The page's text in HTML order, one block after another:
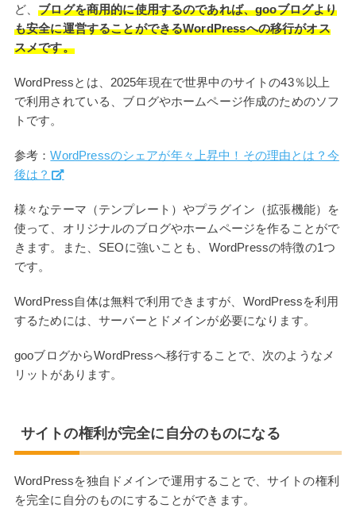
ど、ブログを商用的に使用するのであれば、gooブログより
も安全に運営することができるWordPressへの移行がオス
スメです。
WordPressとは、2025年現在で世界中のサイトの43％以上
で利用されている、ブログやホームページ作成のためのソフ
トです。
参考：WordPressのシェアが年々上昇中！その理由とは？今
後は？
様々なテーマ（テンプレート）やプラグイン（拡張機能）を
使って、オリジナルのブログやホームページを作ることがで
きます。また、SEOに強いことも、WordPressの特徴の1つ
です。
WordPress自体は無料で利用できますが、WordPressを利用
するためには、サーバーとドメインが必要になります。
gooブログからWordPressへ移行することで、次のようなメ
リットがあります。
サイトの権利が完全に自分のものになる
WordPressを独自ドメインで運用することで、サイトの権利
を完全に自分のものにすることができます。